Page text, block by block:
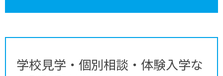
学校見学・個別相談・体験入学な